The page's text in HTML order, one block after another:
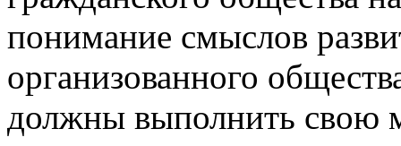
понимание смыслов
организованного
должны выполнить свою